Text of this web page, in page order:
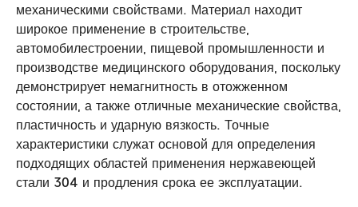
механическими свойствами. Материал находит
широкое применение в строительстве,
автомобилестроении, пищевой промышленности и
производстве медицинского оборудования, поскольку
демонстрирует немагнитность в отожженном
состоянии, а также отличные механические свойства,
пластичность и ударную вязкость. Точные
характеристики служат основой для определения
подходящих областей применения нержавеющей
стали 304 и продления срока ее эксплуатации.